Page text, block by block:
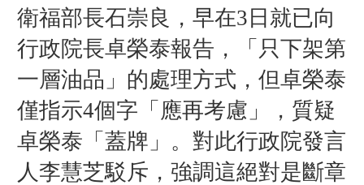
衛福部長石崇良，早在3日就已向
行政院長卓榮泰報告，「只下架第
一層油品」的處理方式，但卓榮泰
僅指示4個字「應再考慮」，質疑
卓榮泰「蓋牌」。對此行政院發言
人李慧芝駁斥，強調這絕對是斷章